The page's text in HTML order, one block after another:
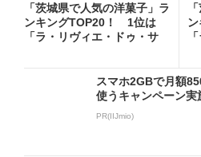
「茨城県で人気の洋菓子」ラ
ンキングTOP20！ 1位は
「ラ・リヴィエ・ドゥ・サ
スマホ2GBで月額
使うキャンペーン実
PR(IIJmio)